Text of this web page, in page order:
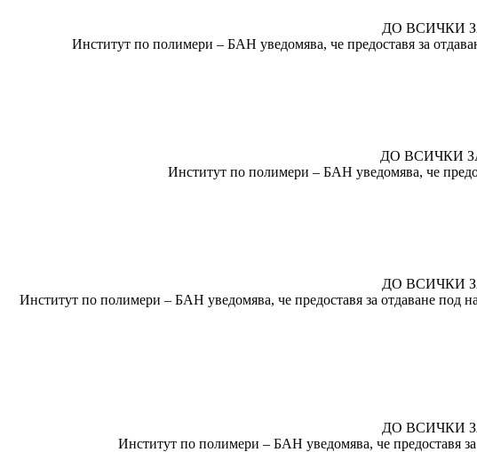
ДО ВСИЧКИ
Институт по полимери – БАН уведомява, че предоставя за
ДО ВСИЧКИ
Институт по полимери – БАН уведомява, че
ДО ВСИЧКИ
Институт по полимери – БАН уведомява, че предоставя за отдаване
ДО ВСИЧКИ
Институт по полимери – БАН уведомява, че предоставя